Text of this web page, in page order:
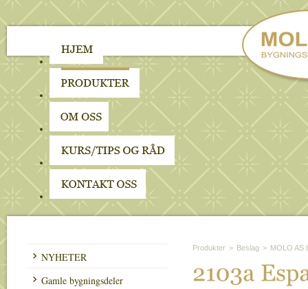
NYHETER
Gamle bygningsdeler
Produkter > Beslag > MOLO AS
2103a